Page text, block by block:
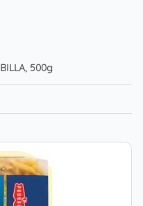
BILLA, 500g